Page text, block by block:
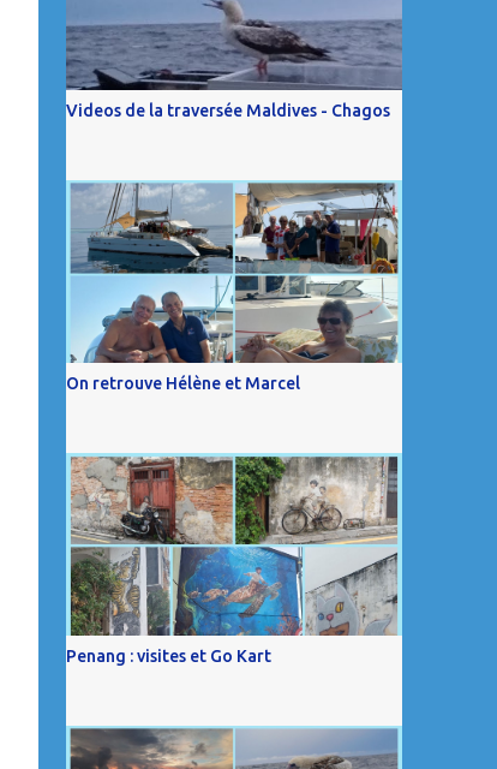
Videos de la traversée Maldives - Chagos
On retrouve Hélène et Marcel
Penang : visites et Go Kart